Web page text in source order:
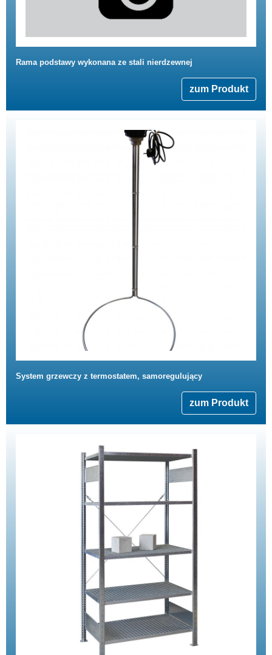
Rama podstawy wykonana ze stali nierdzewnej
zum Produkt
System grzewczy z termostatem, samoregulujący
zum Produkt